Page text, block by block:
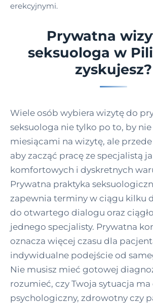
erekcyjnymi.
Prywatna
seksuologa w
zyskujesz?
Wiele osób wybiera wizytę do
seksuologa nie tylko po to, by nie
miesiącami na wizytę, ale
aby zacząć pracę ze specjalistą
komfortowych i dyskretnych
Prywatna praktyka
zapewnia terminy w ciągu kilku
do otwartego dialogu oraz
jednego specjalisty. Prywatna
oznacza więcej czasu dla
indywidualne podejście od
Nie musisz mieć gotowej
rozumieć, czy Twoja sytuacja
psychologiczny, zdrowotny czy